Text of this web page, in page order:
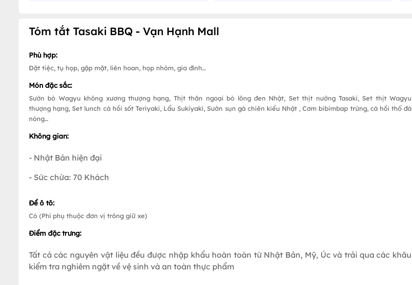
Tóm tắt Tasaki BBQ - Vạn Hạnh Mall
Phù hợp:
Đặt tiệc, tụ họp, gặp mặt, liên hoan, họp nhóm, gia đình…
Món đặc sắc:
Sườn bò Wagyu không xương thượng hạng, Thịt thăn ngoại bò lông đen Nhật, Set thịt nướng Tasaki, Set thịt Wagyu
thượng hạng, Set lunch cá hồi sốt Teriyaki, Lẩu Sukiyaki, Sườn sụn gà chiên kiểu Nhật , Cơm bibimbap trứng, cá hồi thố đá
nóng…
Không gian:
- Nhật Bản hiện đại
- Sức chứa: 70 Khách
Để ô tô:
Có (Phí phụ thuộc đơn vị trông giữ xe)
Điểm đặc trưng:
Tất cả các nguyên vật liệu đều được nhập khẩu hoàn toàn từ Nhật Bản, Mỹ, Úc và trải qua các khâu
kiểm tra nghiêm ngặt về vệ sinh và an toàn thực phẩm